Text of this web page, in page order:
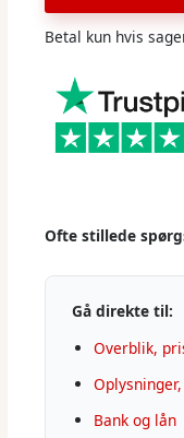
Betal kun hvis
Ofte stillede
Gå direkte til:
Overblik,
Bank og lån